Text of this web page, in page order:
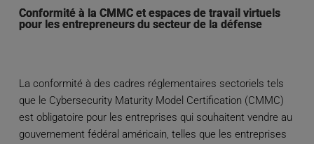
Conformité à la CMMC et espaces de travail virtuels
pour les entrepreneurs du secteur de la défense
La conformité à des cadres réglementaires sectoriels tels
que le Cybersecurity Maturity Model Certification (CMMC)
est obligatoire pour les entreprises qui souhaitent vendre au
gouvernement fédéral américain, telles que les entreprises